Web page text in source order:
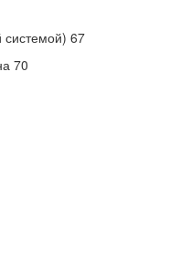
системой) 67
70